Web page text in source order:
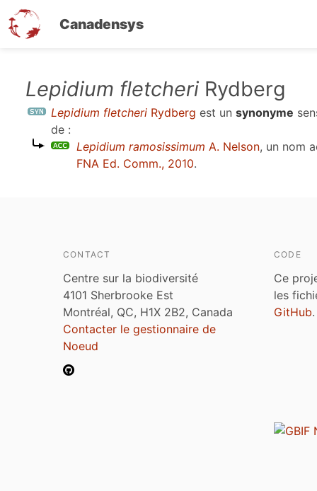
Canadensys
contenu
Lepidium fletcheri Rydberg
Lepidium fletcheri Rydberg est un synonyme
de :
Lepidium ramosissimum A. Nelson, un nom
FNA Ed. Comm., 2010.
CONTACT
Centre sur la biodiversité
4101 Sherbrooke Est
Montréal, QC, H1X 2B2, Canada
Contacter le gestionnaire de
Noeud
CODE
Ce
les
GitHub.